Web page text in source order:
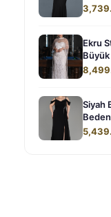
Ekru
Siyah